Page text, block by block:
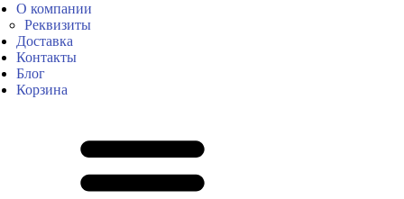
О компании
Реквизиты
Доставка
Контакты
Блог
Корзина